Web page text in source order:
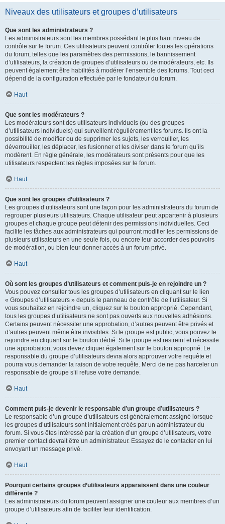
Niveaux des utilisateurs et groupes d’utilisateurs
Que sont les administrateurs ?
Les administrateurs sont les membres possédant le plus haut niveau de
contrôle sur le forum. Ces utilisateurs peuvent contrôler toutes les opérations
du forum, telles que les paramètres des permissions, le bannissement
d’utilisateurs, la création de groupes d’utilisateurs ou de modérateurs, etc. Ils
peuvent également être habilités à modérer l’ensemble des forums. Tout ceci
dépend de la configuration effectuée par le fondateur du forum.
Haut
Que sont les modérateurs ?
Les modérateurs sont des utilisateurs individuels (ou des groupes
d’utilisateurs individuels) qui surveillent régulièrement les forums. Ils ont la
possibilité de modifier ou de supprimer les sujets, les verrouiller, les
déverrouiller, les déplacer, les fusionner et les diviser dans le forum qu’ils
modèrent. En règle générale, les modérateurs sont présents pour que les
utilisateurs respectent les règles imposées sur le forum.
Haut
Que sont les groupes d’utilisateurs ?
Les groupes d’utilisateurs sont une façon pour les administrateurs du forum de
regrouper plusieurs utilisateurs. Chaque utilisateur peut appartenir à plusieurs
groupes et chaque groupe peut détenir des permissions individuelles. Ceci
facilite les tâches aux administrateurs qui pourront modifier les permissions de
plusieurs utilisateurs en une seule fois, ou encore leur accorder des pouvoirs
de modération, ou bien leur donner accès à un forum privé.
Haut
Où sont les groupes d’utilisateurs et comment puis-je en rejoindre un ?
Vous pouvez consulter tous les groupes d’utilisateurs en cliquant sur le lien
« Groupes d’utilisateurs » depuis le panneau de contrôle de l’utilisateur. Si
vous souhaitez en rejoindre un, cliquez sur le bouton approprié. Cependant,
tous les groupes d’utilisateurs ne sont pas ouverts aux nouvelles adhésions.
Certains peuvent nécessiter une approbation, d’autres peuvent être privés et
d’autres peuvent même être invisibles. Si le groupe est public, vous pouvez le
rejoindre en cliquant sur le bouton dédié. Si le groupe est restreint et nécessite
une approbation, vous devez cliquer également sur le bouton approprié. Le
responsable du groupe d’utilisateurs devra alors approuver votre requête et
pourra vous demander la raison de votre requête. Merci de ne pas harceler un
responsable de groupe s’il refuse votre demande.
Haut
Comment puis-je devenir le responsable d’un groupe d’utilisateurs ?
Le responsable d’un groupe d’utilisateurs est généralement assigné lorsque
les groupes d’utilisateurs sont initialement créés par un administrateur du
forum. Si vous êtes intéressé par la création d’un groupe d’utilisateurs, votre
premier contact devrait être un administrateur. Essayez de le contacter en lui
envoyant un message privé.
Haut
Pourquoi certains groupes d’utilisateurs apparaissent dans une couleur
différente ?
Les administrateurs du forum peuvent assigner une couleur aux membres d’un
groupe d’utilisateurs afin de faciliter leur identification.